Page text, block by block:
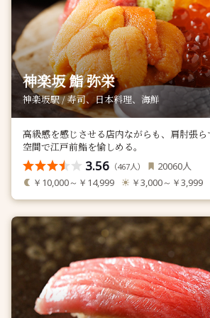
神楽坂 鮨 弥栄
神楽坂駅 / 寿司、日本料理、海鮮
高級感を感じさせる店内ながらも、肩肘張
空間で江戸前鮨を愉しめる。
3.56 （467人） 20060人
￥10,000～￥14,999 ￥3,000～￥3,999